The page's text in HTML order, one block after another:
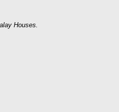
Houses.